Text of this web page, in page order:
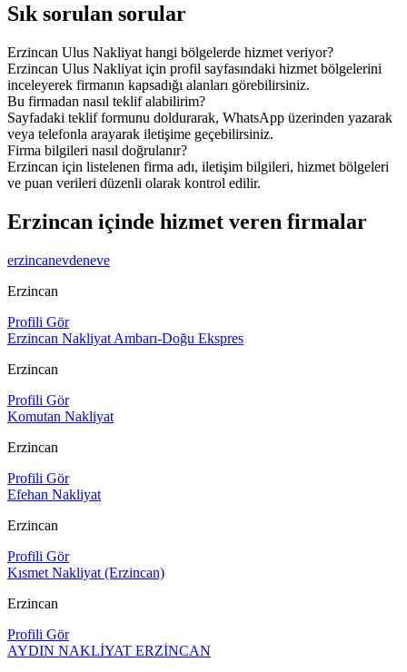
Sık sorulan sorular
Erzincan Ulus Nakliyat hangi bölgelerde hizmet veriyor?
Erzincan Ulus Nakliyat için profil sayfasındaki hizmet bölgelerini
inceleyerek firmanın kapsadığı alanları görebilirsiniz.
Bu firmadan nasıl teklif alabilirim?
Sayfadaki teklif formunu doldurarak, WhatsApp üzerinden yazarak
veya telefonla arayarak iletişime geçebilirsiniz.
Firma bilgileri nasıl doğrulanır?
Erzincan için listelenen firma adı, iletişim bilgileri, hizmet bölgeleri
ve puan verileri düzenli olarak kontrol edilir.
Erzincan içinde hizmet veren firmalar
erzincanevdeneve
Erzincan
Profili Gör
Erzincan Nakliyat Ambarı-Doğu Ekspres
Erzincan
Profili Gör
Komutan Nakliyat
Erzincan
Profili Gör
Efehan Nakliyat
Erzincan
Profili Gör
Kısmet Nakliyat (Erzincan)
Erzincan
Profili Gör
AYDIN NAKLİYAT ERZİNCAN